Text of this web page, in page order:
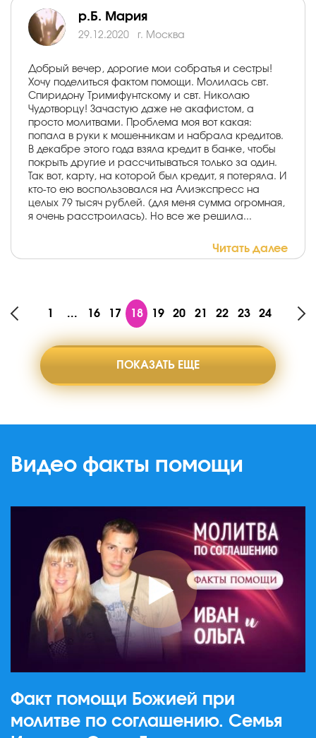
р.Б. Мария
29.12.2020 г. Москва
Добрый вечер, дорогие мои собратья и сестры!
Хочу поделиться фактом помощи. Молилась свт.
Спиридону Тримифунтскому и свт. Николаю
Чудотворцу! Зачастую даже не акафистом, а
просто молитвами. Проблема моя вот какая:
попала в руки к мошенникам и набрала кредитов.
В декабре этого года взяла кредит в банке, чтобы
покрыть другие и рассчитываться только за один.
Так вот, карту, на которой был кредит, я потеряла. И
кто-то ею воспользовался на Алиэкспресс на
целых 79 тысяч рублей. (для меня сумма огромная,
я очень расстроилась). Но все же решила...
Читать далее
1 ... 16 17 18 19 20 21 22 23 24
ПОКАЗАТЬ ЕЩЕ
Видео факты помощи
Факт помощи Божией при
молитве по соглашению. Семья